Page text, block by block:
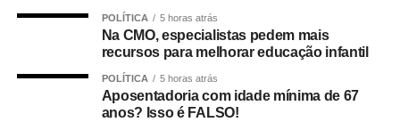
(IBGE)”, disse a entidade.
(CNI) lembrou que os juros estão em patamar restritivo há
55 meses, e que Selic está 3,6 pontos percentuais acima
POLÍTICA 5 horas atrás
Na CMO, especialistas pedem mais
recursos para melhorar educação infantil
POLÍTICA 5 horas atrás
Aposentadoria com idade mínima de 67
anos? Isso é FALSO!